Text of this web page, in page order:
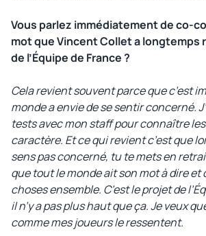
Vous parlez immédiatement de co-
mot que Vincent Collet a longtemps
de l’Équipe de France ?
Cela revient souvent parce que c’est
monde a envie de se sentir concerné.
tests avec mon staff pour connaître
caractère. Et ce qui revient c’est que
sens pas concerné, tu te mets en
que tout le monde ait son mot à dire et
choses ensemble. C’est le projet de
il n’y a pas plus haut que ça. Je veux
comme mes joueurs le ressentent.